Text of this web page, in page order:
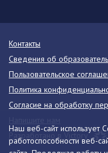
Наш веб-сайт использует
работоспособности веб-
Контакты
Сведения об
Пользовательское
Политика
Согласие на обработку
Разработано в Victory